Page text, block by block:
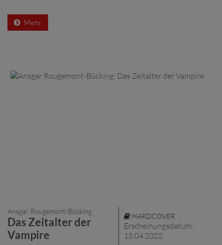
Mehr
Ansgar Rougemont-Bücking
Das Zeitalter der
Vampire
HARDCOVER
Erscheinungsdatum:
15.04.2022